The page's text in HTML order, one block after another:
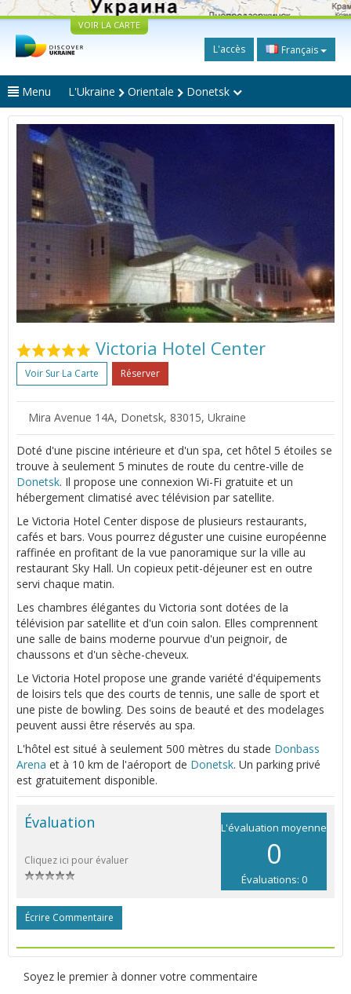
VOIR LA CARTE
L'accès Français
Menu L'Ukraine Orientale Donetsk
Victoria Hotel Center
Voir Sur La Carte Réserver
Mira Avenue 14A, Donetsk, 83015, Ukraine
Doté d'une piscine intérieure et d'un spa, cet hôtel 5 étoiles se
trouve à seulement 5 minutes de route du centre-ville de
Donetsk. Il propose une connexion Wi-Fi gratuite et un
hébergement climatisé avec télévision par satellite.
Le Victoria Hotel Center dispose de plusieurs restaurants,
cafés et bars. Vous pourrez déguster une cuisine européenne
raffinée en profitant de la vue panoramique sur la ville au
restaurant Sky Hall. Un copieux petit-déjeuner est en outre
servi chaque matin.
Les chambres élégantes du Victoria sont dotées de la
télévision par satellite et d'un coin salon. Elles comprennent
une salle de bains moderne pourvue d'un peignoir, de
chaussons et d'un sèche-cheveux.
Le Victoria Hotel propose une grande variété d'équipements
de loisirs tels que des courts de tennis, une salle de sport et
une piste de bowling. Des soins de beauté et des modelages
peuvent aussi être réservés au spa.
L'hôtel est situé à seulement 500 mètres du stade Donbass
Arena et à 10 km de l'aéroport de Donetsk. Un parking privé
est gratuitement disponible.
L'évaluation moyenne
0
Évaluations: 0
Évaluation
Cliquez ici pour évaluer
Écrire Commentaire
Soyez le premier à donner votre commentaire